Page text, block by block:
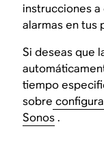
instrucciones
alarmas en tus
Si deseas que
tiempo
sobre
Sonos.